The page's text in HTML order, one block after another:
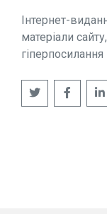
Інтернет-
матеріали